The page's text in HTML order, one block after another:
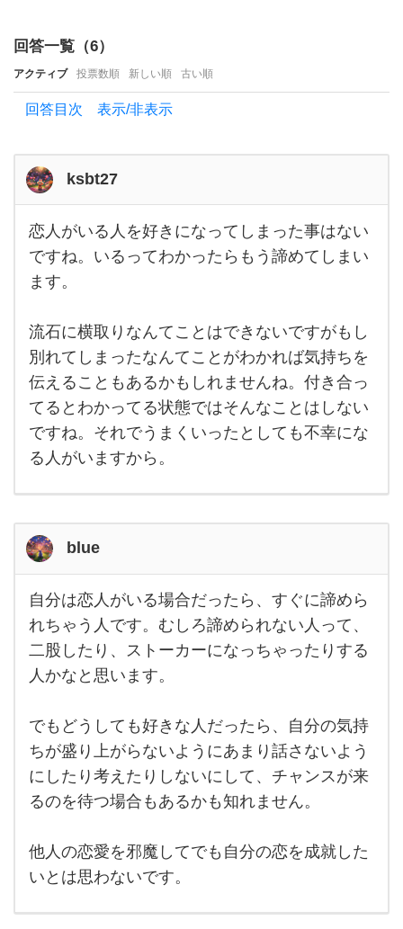
ま
す
か？
恋愛
由な
も
の
で
す
時に
は好
き
回答一覧（6）
アクティブ 投票数順 新しい順 古い順
回答目次 表示/非表示
ksbt27
恋人
がい
る人
を好
てし
まっ
た事
はな
いで
す
ね。
いる
って
わか
った
恋人がいる人を好きになってしまった事はない
ですね。いるってわかったらもう諦めてしまい
ます。
流石に横取りなんてことはできないですがもし
別れてしまったなんてことがわかれば気持ちを
伝えることもあるかもしれませんね。付き合っ
てるとわかってる状態ではそんなことはしない
ですね。それでうまくいったとしても不幸にな
る人がいますから。
blue
自分
は恋
人が
いる
場合
だっ
すぐ
に諦
めら
れち
ゃう
人で
す。
めら
自分は恋人がいる場合だったら、すぐに諦めら
れちゃう人です。むしろ諦められない人って、
二股したり、ストーカーになっちゃったりする
人かなと思います。
でもどうしても好きな人だったら、自分の気持
ちが盛り上がらないようにあまり話さないよう
にしたり考えたりしないにして、チャンスが来
るのを待つ場合もあるかも知れません。
他人の恋愛を邪魔してでも自分の恋を成就した
いとは思わないです。